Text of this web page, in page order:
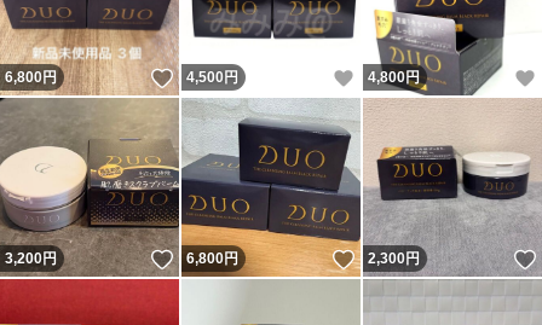
6,800円 いいね！
4,500 円 いいね！
4,800円
3,200円 いいね！
6,800円 いいね！
2,300円